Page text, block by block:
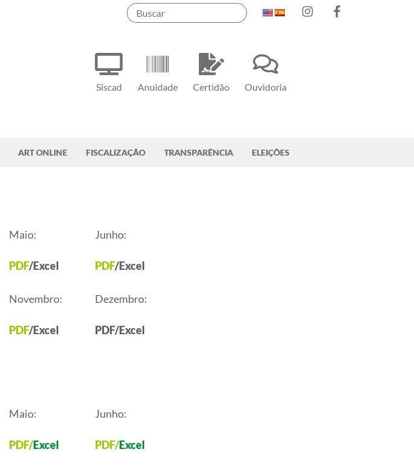
Siscad Anuidade Certidão Ouvidoria
Instagram
ART ONLINE FISCALIZAÇÃO TRANSPARÊNCIA ELEIÇÕES
Maio:
PDF/Excel
Junho:
PDF/Excel
Novembro:
PDF/Excel
Dezembro:
PDF/Excel
Maio:
PDF/Excel
Junho:
PDF/Excel